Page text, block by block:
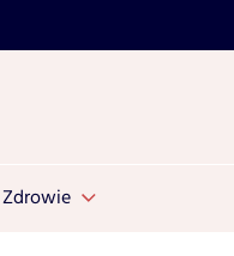
Zdrowie